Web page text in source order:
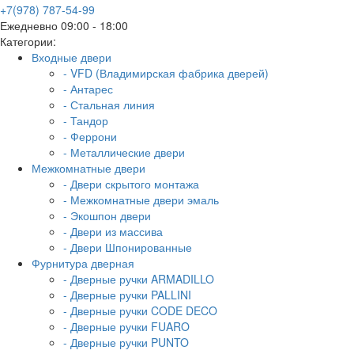
+7(978) 787-54-99
Ежедневно 09:00 - 18:00
Категории:
Входные двери
- VFD (Владимирская фабрика дверей)
- Антарес
- Стальная линия
- Тандор
- Феррони
- Металлические двери
Межкомнатные двери
- Двери скрытого монтажа
- Межкомнатные двери эмаль
- Экошпон двери
- Двери из массива
- Двери Шпонированные
Фурнитура дверная
- Дверные ручки ARMADILLO
- Дверные ручки PALLINI
- Дверные ручки CODE DECO
- Дверные ручки FUARO
- Дверные ручки PUNTO